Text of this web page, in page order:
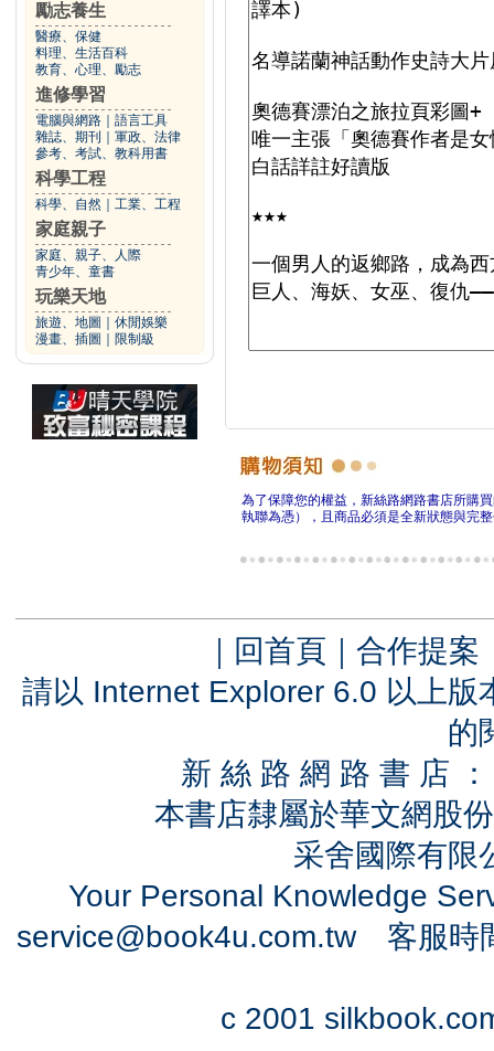
勵志養生
醫療、保健
料理、生活百科
教育、心理、勵志
進修學習
電腦與網路
語言工具
雜誌、期刊
軍政、法律
參考、考試、教科用書
科學工程
科學、自然 工業、工程
家庭親子
家庭、親子、人際
青少年、童書
玩樂天地
旅遊、地圖
休閒娛樂
漫畫、插圖
限制級
為了保障您的權益，新絲路網路書店所購
執聯為憑），且商品必須是全新狀態與完
｜ 回首頁 ｜ 合作提案
請以 Internet Explorer 6.0 以上
的
新 絲 路 網 路 書 店
本書店隸屬於華文網股
采舍國際有
Your Personal Knowledge
service@book4u.com.tw客服時
c 2001